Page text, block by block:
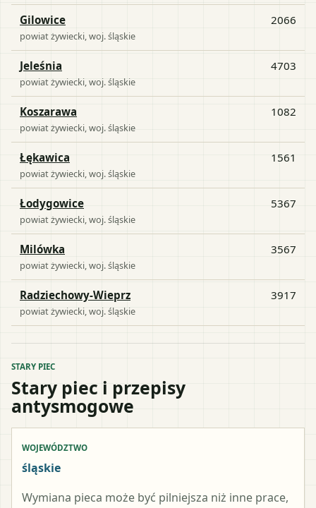
Gilowice
powiatżywiecki , woj.śląskie
2066
Jeleśnia
powiatżywiecki , woj.śląskie
4703
Koszarawa
powiatżywiecki , woj.śląskie
1082
Łękawica
powiatżywiecki , woj.śląskie
1561
Łodygowice
powiatżywiecki , woj.śląskie
5367
Milówka
powiatżywiecki , woj.śląskie
3567
Radziechowy-Wieprz
powiatżywiecki , woj.śląskie
3917
STARY PIEC
Stary piec i przepisy
antysmogowe
WOJEWÓDZTWO
śląskie
Wymiana pieca może być pilniejsza niż inne prace,